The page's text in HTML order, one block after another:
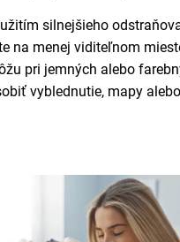
silnejšieho
na menej viditeľnom
pri jemných alebo
vyblednutie, mapy